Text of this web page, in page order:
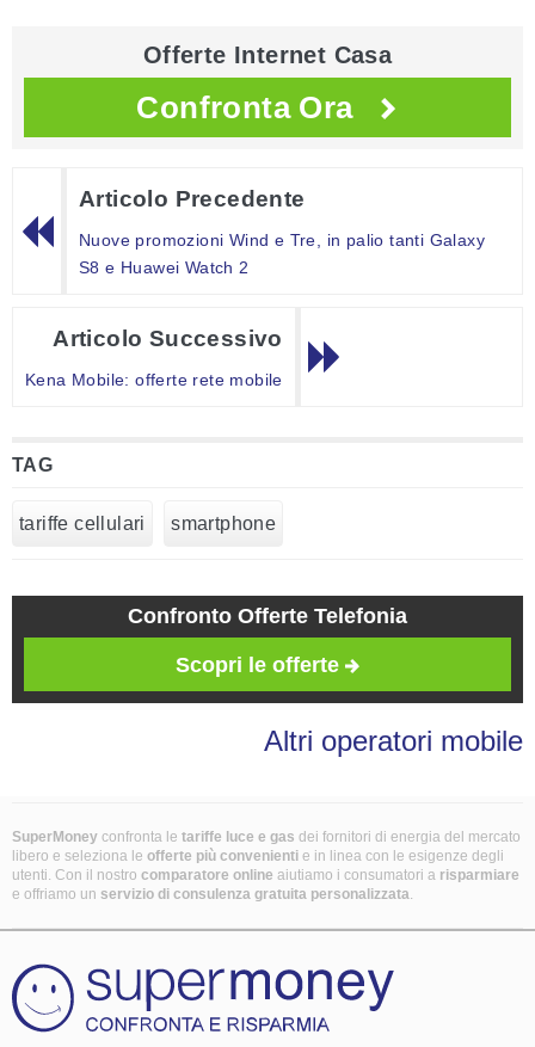
Offerte Internet Casa
Confronta Ora
Articolo Precedente
Nuove promozioni Wind e Tre, in palio tanti Galaxy
S8 e Huawei Watch 2
Articolo Successivo
Kena Mobile: offerte rete mobile
TAG
tariffe cellulari smartphone
Confronto Offerte Telefonia
Scopri le offerte
Altri operatori mobile
SuperMoney confronta le tariffe luce e gas dei fornitori di energia del mercato
libero e seleziona le offerte più convenienti e in linea con le esigenze degli
utenti. Con il nostro comparatore online aiutiamo i consumatori a risparmiare
e offriamo un servizio di consulenza gratuita personalizzata.